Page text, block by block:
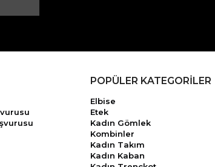
POPÜLER KATEGORİLER
Elbise
Etek
Kadın Gömlek
Kombinler
Kadın Takım
Kadın Kaban